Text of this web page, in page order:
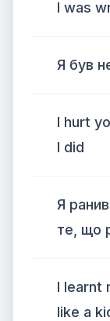
I was
Я був
I hurt
I did
Я
те, що
I learnt
like a